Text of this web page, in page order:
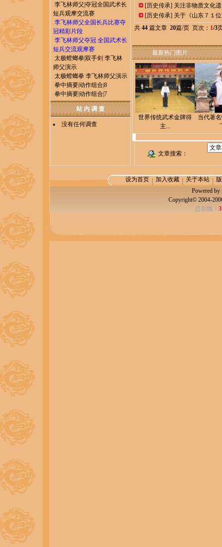
李飞林师父|夺冠全国武术长
短兵观摩交流赛
李飞林师父全国长兵比赛夺
冠精彩片段
李飞林师父夺冠 全国武术长
短兵交流观摩赛
太极螳螂拳|双手剑 李飞林
师父演示
太极螳螂拳 李飞林师父演示
拳中摘要|动作组合|8
拳中摘要|动作组合|7
站 内 调 查
没有任何调查
[历史传承] 关注非物质文化
[历史传承] 关于《山东７１
共 44篇文章 20篇/页 页次： 1/3
最新热门图片
世界传统武术金牌得
主...
当代著
文章搜索：
设为首页 加入收藏 关于本站
Powered by
Copyright© 2004-
总在线： 3